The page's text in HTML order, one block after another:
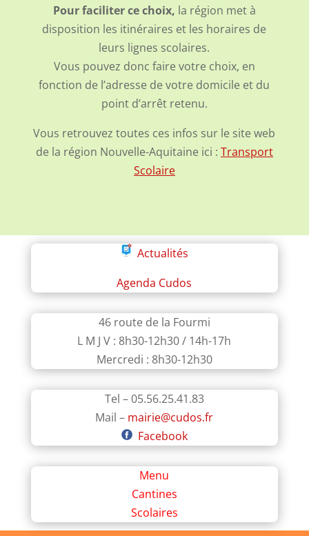
Pour faciliter ce choix, la région met à
disposition les itinéraires et les horaires de
leurs lignes scolaires.
Vous pouvez donc faire votre choix, en
fonction de l’adresse de votre domicile et du
point d’arrêt retenu.
Vous retrouvez toutes ces infos sur le site web
de la région Nouvelle-Aquitaine ici : Transport
Scolaire
Actualités
Agenda Cudos
46 route de la Fourmi
L M J V : 8h30-12h30 / 14h-17h
Mercredi : 8h30-12h30
Tel – 05.56.25.41.83
Mail – mairie@cudos.fr
Facebook
Menu
Cantines
Scolaires